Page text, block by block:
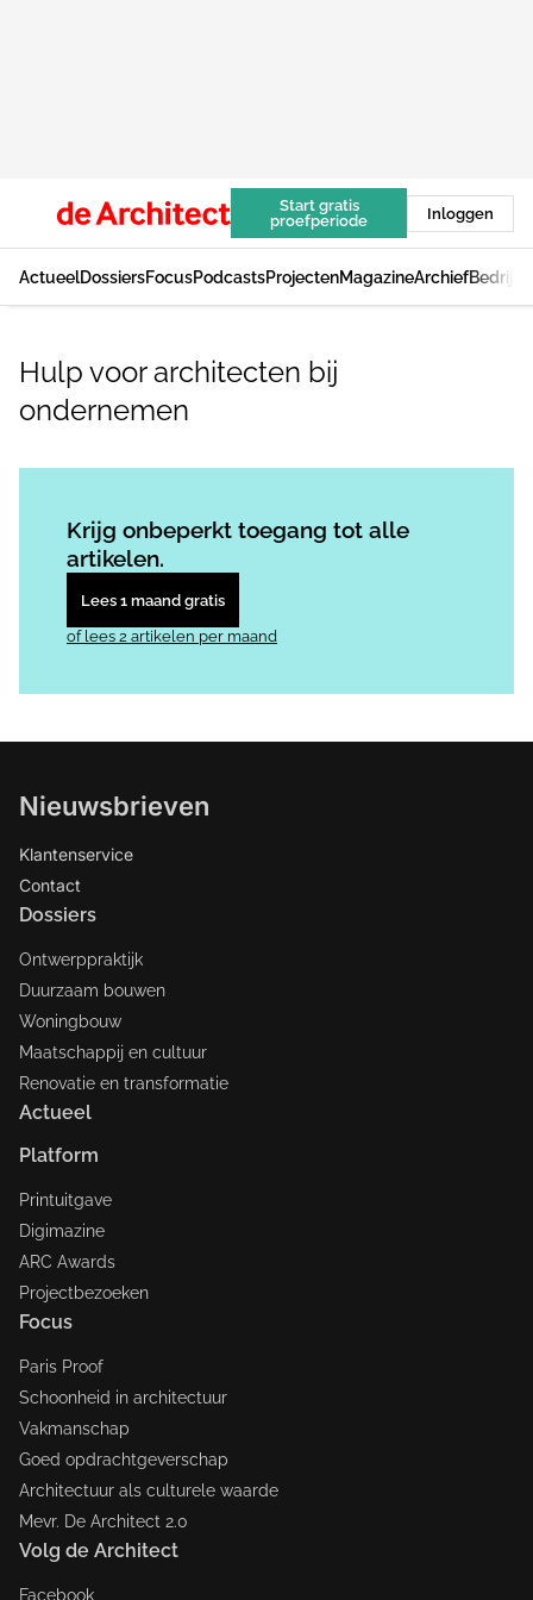
Start gratis
proefperiode
Inloggen
ActueelDossiersFocusPodcastsProjectenMagazineArchief
Hulp voor architecten bij
ondernemen
Krijg onbeperkt toegang tot alle
artikelen.
Lees 1 maand gratis
of lees 2 artikelen per maand
Nieuwsbrieven
Klantenservice
Contact
Dossiers
Ontwerppraktijk
Duurzaam bouwen
Woningbouw
Maatschappij en cultuur
Renovatie en transformatie
Actueel
Platform
Printuitgave
Digimazine
ARC Awards
Projectbezoeken
Focus
Paris Proof
Schoonheid in architectuur
Vakmanschap
Goed opdrachtgeverschap
Architectuur als culturele waarde
Mevr. De Architect 2.0
Volg de Architect
Facebook